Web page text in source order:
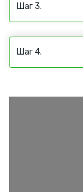
Шаг 3.
Шаг 4.